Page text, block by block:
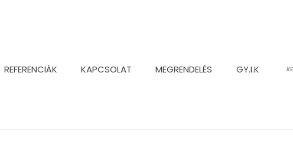
REFERENCIÁK KAPCSOLAT MEGRENDELÉS GY.I.K